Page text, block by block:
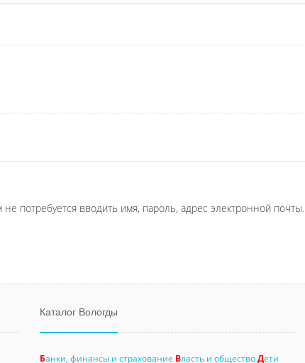
потребуется вводить имя, пароль, адрес электронной почты.
Каталог Вологды
Банки, финансы и страхование Власть и обществоДети